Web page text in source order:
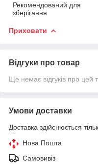
Рекомендований для
зберігання
Приховати
Відгуки про товар
Ще немає відгуків про цей
Умови доставки
Доставка здійснюється
Нова Пошта
Самовивіз